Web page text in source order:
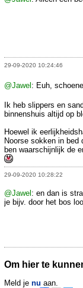
29-09-2020 10:24:46
@Jawel: Euh,
Ik heb slippers en
binnenshuis altijd op
Hoewel ik
Noorse sokken in bed
ben waarschijnlijk de
29-09-2020 10:28:22
@Jawel : en dan is
je bijv. door het bos
Om hier te
Meld je nu aan.